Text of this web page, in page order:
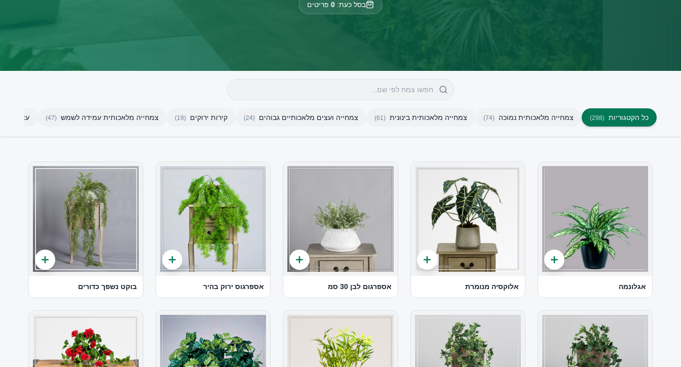
בסל כעת: 0 פריטים
כל הקטגוריות (
298
) צמחייה מלאכותית נמוכה (
74
) צמחייה מלאכותית בינונית (
61
) צמחייה ועצים מלאכותיים גבוהים (
24
) קירות ירוקים (
19
) צמחייה מלאכותית עמידה לשמש (
47
) עצים
אגלונמה אלוקסיה מנומרת אספרגום לבן 30 סמ אספרגוס ירוק בהיר בוקט נשפך כדורים